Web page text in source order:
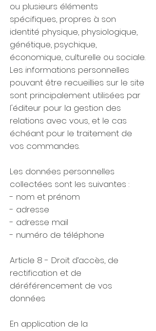
ou plusieurs éléments
spécifiques, propres à son
identité physique, physiologique,
génétique, psychique,
économique, culturelle ou sociale.
Les informations personnelles
pouvant être recueillies sur le site
sont principalement utilisées par
l'éditeur pour la gestion des
relations avec vous, et le cas
échéant pour le traitement de
vos commandes.
Les données personnelles
collectées sont les suivantes :
- nom et prénom
- adresse
- adresse mail
- numéro de téléphone
Article 8 - Droit d’accès, de
rectification et de
déréférencement de vos
données
En application de la